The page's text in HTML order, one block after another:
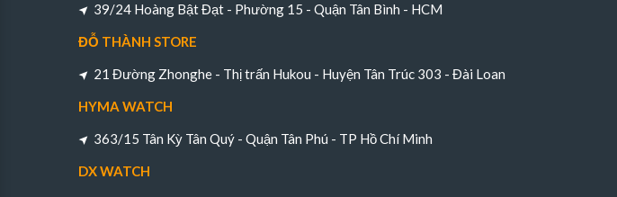
39/24 Hoàng Bật Đạt - Phường 15 - Quận Tân Bình - HCM
ĐỖ THÀNH STORE
21 Đường Zhonghe - Thị trấn Hukou - Huyện Tân Trúc 303 - Đài Loan
HYMA WATCH
363/15 Tân Kỳ Tân Quý - Quận Tân Phú - TP Hồ Chí Minh
DX WATCH